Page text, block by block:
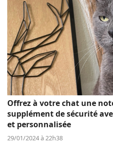
Offrez à votre chat une
supplément de sécurité
et personnalisée
29/01/2024 à 22h38